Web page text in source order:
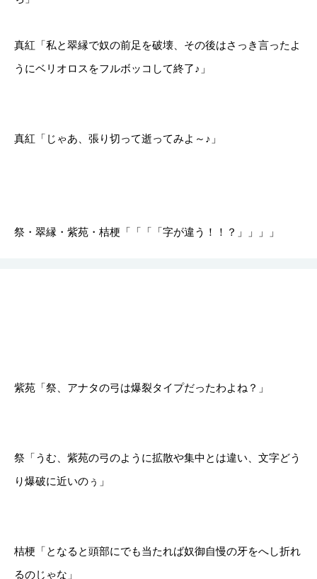
真紅「私と翠縁で奴の前足を破壊、その後はさっき言ったよ
うにベリオロスをフルボッコして終了♪」
真紅「じゃあ、張り切って逝ってみよ～♪」
祭・翠縁・紫苑・桔梗「「「「字が違う！！？」」」」
紫苑「祭、アナタの弓は爆裂タイプだったわよね？」
祭「うむ、紫苑の弓のように拡散や集中とは違い、文字どう
り爆破に近いのぅ」
桔梗「となると頭部にでも当たれば奴御自慢の牙をへし折れ
るのじゃな」